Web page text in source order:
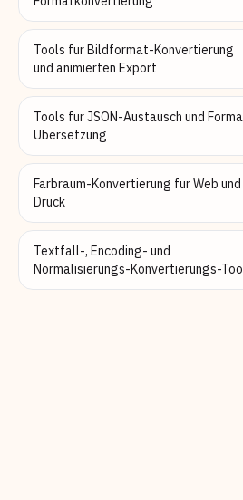
Tools fur Bildformat-Konvertierung
und animierten Export
Tools fur JSON-Austausch und
Ubersetzung
Farbraum-Konvertierung fur Web und
Druck
Textfall-, Encoding- und
Normalisierungs-Konvertierungs-